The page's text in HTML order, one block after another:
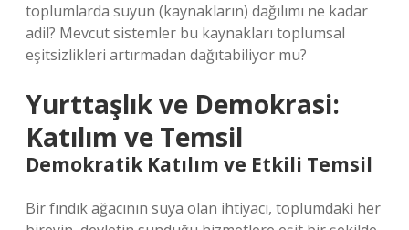
toplumlarda suyun (kaynakların) dağılımı ne kadar
adil? Mevcut sistemler bu kaynakları toplumsal
eşitsizlikleri artırmadan dağıtabiliyor mu?
Yurttaşlık ve Demokrasi:
Katılım ve Temsil
Demokratik Katılım ve Etkili Temsil
Bir fındık ağacının suya olan ihtiyacı, toplumdaki her